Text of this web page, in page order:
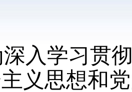
深入学习贯
义思想和